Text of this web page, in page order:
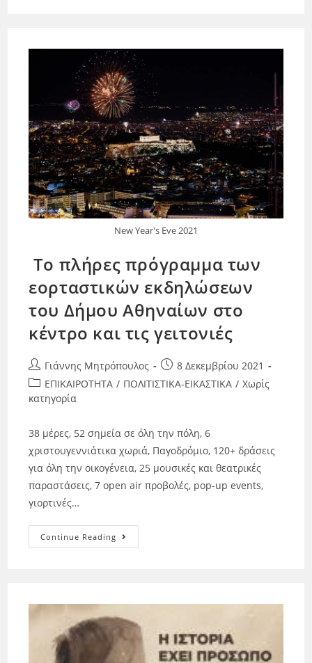
New Year's Eve 2021
Το πλήρες πρόγραμμα των
εορταστικών εκδηλώσεων
του Δήμου Αθηναίων στο
κέντρο και τις γειτονιές
Γιάννης Μητρόπουλος
8 Δεκεμβρίου 2021
ΕΠΙΚΑΙΡΟΤΗΤΑ / ΠΟΛΙΤΙΣΤΙΚΑ-ΕΙΚΑΣΤΙΚΑ / Χωρίς
κατηγορία
38 μέρες, 52 σημεία σε όλη την πόλη, 6
χριστουγεννιάτικα χωριά, Παγοδρόμιο, 120+ δράσεις
για όλη την οικογένεια, 25 μουσικές και θεατρικές
παραστάσεις, 7 open air προβολές, pop-up events,
γιορτινές…
Continue Reading